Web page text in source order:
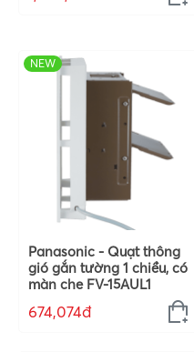
NEW
Panasonic - Quạt thông
gió gắn tường 1 chiều, có
màn che FV-15AUL1
674,074đ